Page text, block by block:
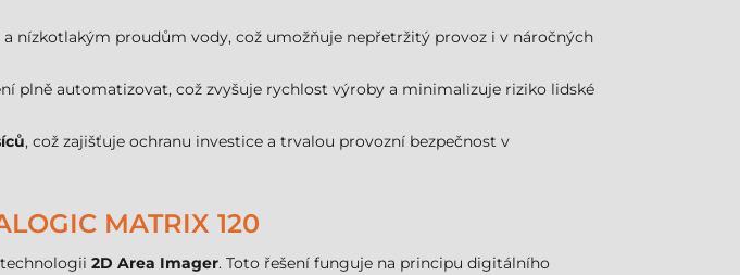
nízkotlakým proudům vody, což umožňuje nepřetržitý provoz i v náročných
plně automatizovat, což zvyšuje rychlost výroby a minimalizuje riziko lidské
, což zajišťuje ochranu investice a trvalou provozní bezpečnost v
MATRIX 120
2D Area Imager. Toto řešení funguje na principu digitálního